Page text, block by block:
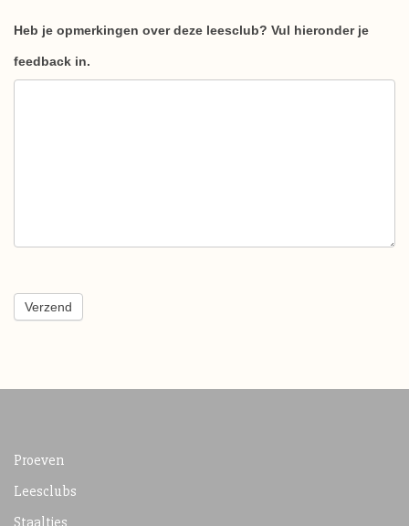
Heb je opmerkingen over deze leesclub? Vul hieronder je
feedback in.
Verzend
Proeven
Leesclubs